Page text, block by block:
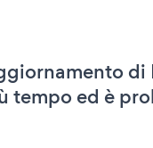
di
tempo ed è